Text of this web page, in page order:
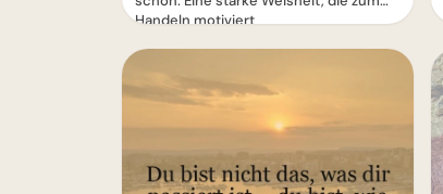
Handeln motiviert